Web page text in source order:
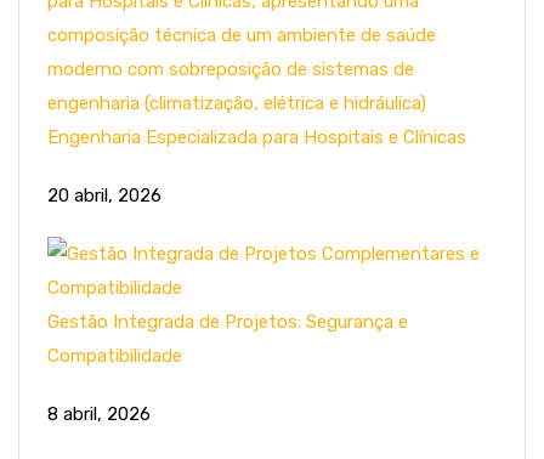
Engenharia Especializada para Hospitais e Clínicas
20 abril, 2026
Gestão Integrada de Projetos: Segurança e
Compatibilidade
8 abril, 2026